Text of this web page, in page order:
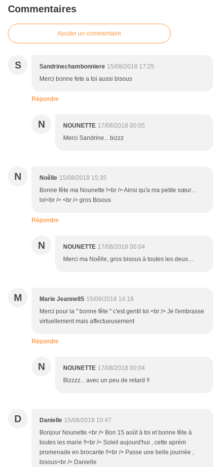
Commentaires
Ajouter un commentaire
S Sandrinechambonniere 15/08/2018 17:25
Merci bonne fete a toi aussi bisous
Répondre
N NOUNETTE 17/08/2018 00:05
Merci Sandrine... bizzz
N Noêlle 15/08/2018 15:35
Bonne fête ma Nounette !<br /> Ainsi qu'a ma petite sœur…
lol<br /> <br /> gros Bisous
Répondre
N NOUNETTE 17/08/2018 00:04
Merci ma Noêlle, gros bisous à toutes les deux....
M Marie Jeanne85 15/08/2018 14:18
Merci pour la " bonne fête " c'est gentil toi <br /> Je t'embrasse
virtuellement mais affectueusement
Répondre
N NOUNETTE 17/08/2018 00:04
Bizzzz... avec un peu de retard !!
D Danielle 15/08/2018 10:47
Bonjour Nounette.<br /> Bon 15 août à toi et bonne fête à
toutes les marie !!<br /> Soleil aujourd'hui , cette aprém
promenade en brocante !!<br /> Passe une belle journée ,
bisous<br /> Danielle